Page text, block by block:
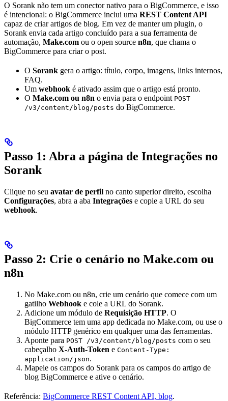
O Sorank não tem um conector nativo para o BigCommerce, e isso
é intencional: o BigCommerce inclui uma REST Content API
capaz de criar artigos de blog. Em vez de manter um plugin, o
Sorank envia cada artigo concluído para a sua ferramenta de
automação, Make.com ou o open source n8n, que chama o
BigCommerce para criar o post.
O Sorank gera o artigo: título, corpo, imagens, links internos,
FAQ.
Um webhook é ativado assim que o artigo está pronto.
O Make.com ou n8n o envia para o endpoint POST
/v3/content/blog/posts do BigCommerce.
Passo 1: Abra a página de Integrações no
Sorank
Clique no seu avatar de perfil no canto superior direito, escolha
Configurações, abra a aba Integrações e copie a URL do seu
webhook.
Passo 2: Crie o cenário no Make.com ou
n8n
No Make.com ou n8n, crie um cenário que comece com um
gatilho Webhook e cole a URL do Sorank.
Adicione um módulo de Requisição HTTP. O
BigCommerce tem uma app dedicada no Make.com, ou use o
módulo HTTP genérico em qualquer uma das ferramentas.
Aponte para POST /v3/content/blog/posts com o seu
cabeçalho X-Auth-Token e Content-Type:
application/json.
Mapeie os campos do Sorank para os campos do artigo de
blog BigCommerce e ative o cenário.
Referência: BigCommerce REST Content API, blog.